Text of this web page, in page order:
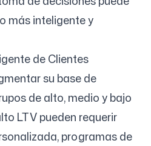
más inteligente y
de Clientes
su base de
de alto, medio y bajo
LTV pueden requerir
programas de